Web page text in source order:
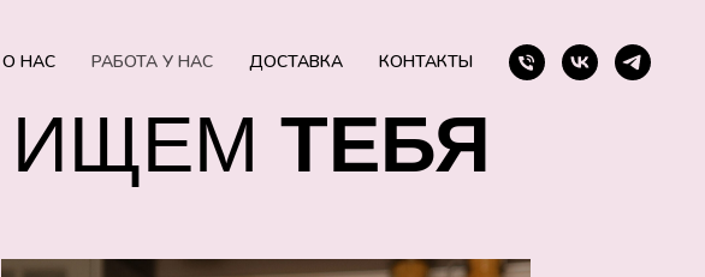
О НАС РАБОТА У НАС ДОСТАВКА КОНТАКТЫ
ИЩЕМ ТЕБЯ